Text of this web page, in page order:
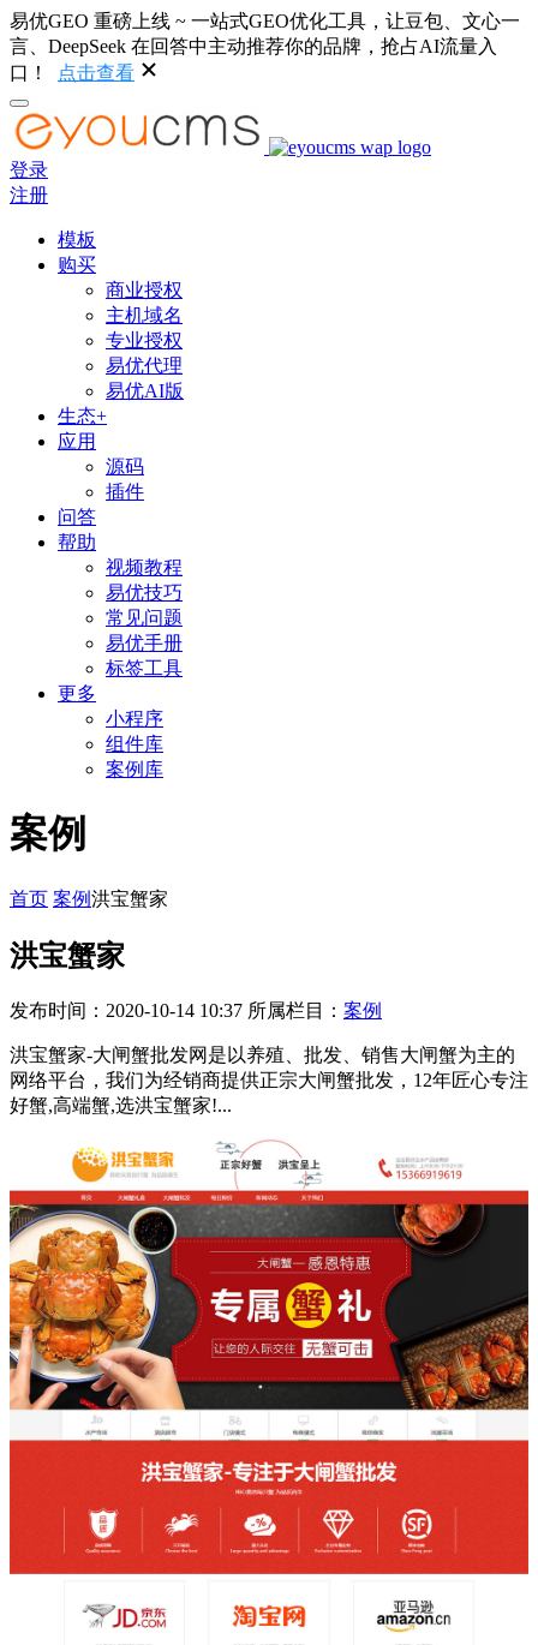
易优GEO 重磅上线 ~ 一站式GEO优化工具，让豆包、文心一
言、DeepSeek 在回答中主动推荐你的品牌，抢占AI流量入
口！
点击查看
登录
注册
模板
购买
商业授权
主机域名
专业授权
易优代理
易优AI版
生态+
应用
源码
插件
问答
帮助
视频教程
易优技巧
常见问题
易优手册
标签工具
更多
小程序
组件库
案例库
案例
首页 案例洪宝蟹家
洪宝蟹家
发布时间：2020-10-14 10:37 所属栏目： 案例
洪宝蟹家-大闸蟹批发网是以养殖、批发、销售大闸蟹为主的
网络平台，我们为经销商提供正宗大闸蟹批发，12年匠心专注
好蟹,高端蟹,选洪宝蟹家!...